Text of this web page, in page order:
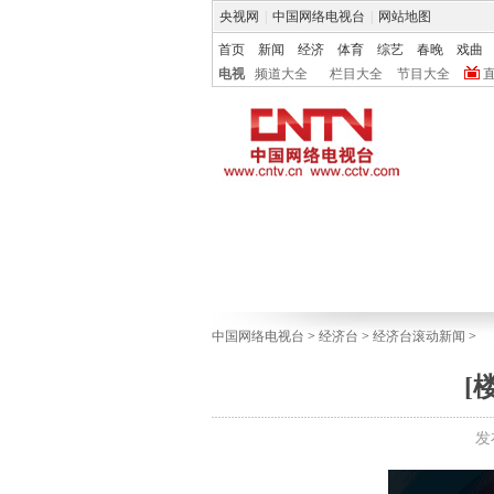
央视网 中国网络电视台 网站地图
首页 新闻 经济 体育 综艺 春晚
戏曲
电视
频道大全 栏目大全 节目大全
中国网络电视台 > 经济台 > 经济台滚动新闻 >
[